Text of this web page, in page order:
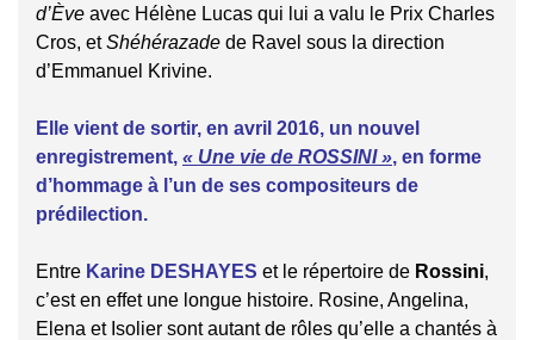
d’Ève avec Hélène Lucas qui lui a valu le Prix Charles
Cros, etShéhérazade de Ravel sous la direction
d’Emmanuel Krivine.
Elle vient de sortir, en avril 2016, un nouvel
enregistrement, « Une vie de ROSSINI », en forme
d’hommage à l’un de ses compositeurs de
prédilection.
Entre Karine DESHAYES et le répertoire de Rossini,
c’est en effet une longue histoire. Rosine, Angelina,
Elena et Isolier sont autant de rôles qu’elle a chantés à